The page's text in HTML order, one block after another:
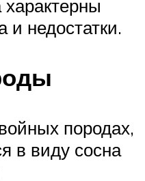
и недостатки.
породах,
в виду сосна